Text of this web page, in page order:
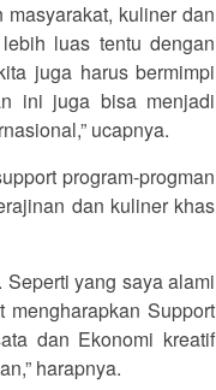
kuliner dan
luas tentu dengan
juga harus bermimpi
ini juga bisa menjadi
ucapnya.
program-progman
dan kuliner khas
yang saya alami
mengharapkan Support
dan Ekonomi kreatif
harapnya.